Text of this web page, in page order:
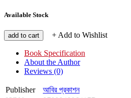
Available Stock
add to cart + Add to Wishlist
Book Specification
About the Author
Reviews (0)
Publisher
আবির প্রকাশন